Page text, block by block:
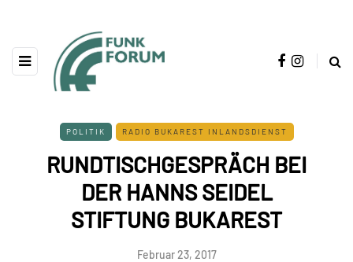
POLITIK RADIO BUKAREST INLANDSDIENST
RUNDTISCHGESPRÄCH BEI
DER HANNS SEIDEL
STIFTUNG BUKAREST
Februar 23, 2017